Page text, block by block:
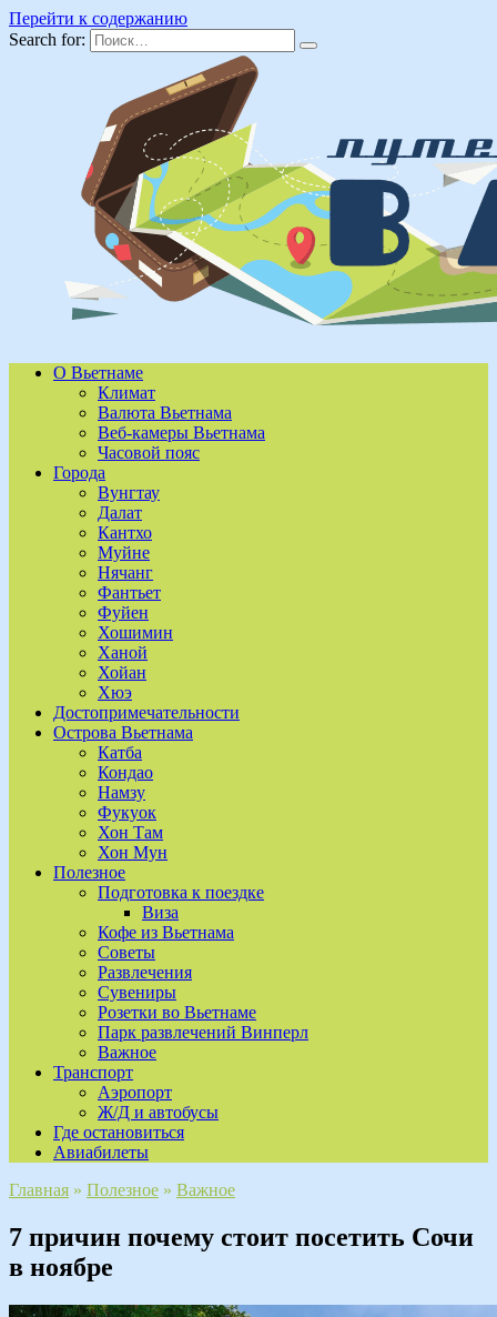
Перейти к содержанию
Search for:
О Вьетнаме
Климат
Валюта Вьетнама
Веб-камеры Вьетнама
Часовой пояс
Города
Вунгтау
Далат
Кантхо
Муйне
Нячанг
Фантьет
Фуйен
Хошимин
Ханой
Хойан
Хюэ
Достопримечательности
Острова Вьетнама
Катба
Кондао
Намзу
Фукуок
Хон Там
Хон Мун
Полезное
Подготовка к поездке
Виза
Кофе из Вьетнама
Советы
Развлечения
Сувениры
Розетки во Вьетнаме
Парк развлечений Винперл
Важное
Транспорт
Аэропорт
Ж/Д и автобусы
Где остановиться
Авиабилеты
Главная » Полезное » Важное
7 причин почему стоит посетить Сочи
в ноябре